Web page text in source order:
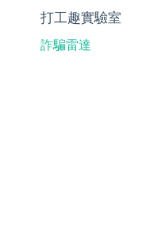
打工趣實驗室
詐騙雷達